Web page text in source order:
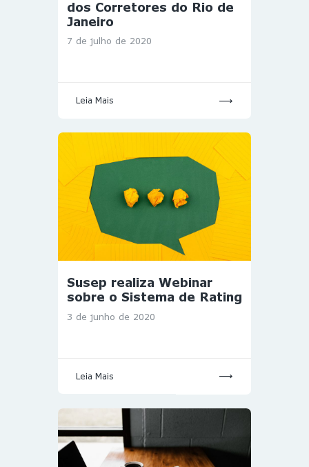
dos Corretores do Rio de
Janeiro
7 de julho de 2020
Leia Mais
Susep realiza Webinar
sobre o Sistema de Rating
3 de junho de 2020
Leia Mais